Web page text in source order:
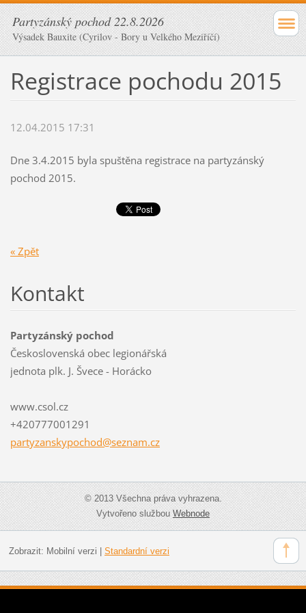
Partyzánský pochod 22.8.2026
Výsadek Bauxite (Cyrilov - Bory u Velkého Meziříčí)
Registrace pochodu 2015
12.04.2015 17:31
Dne 3.4.2015 byla spuštěna registrace na partyzánský
pochod 2015.
« Zpět
Kontakt
Partyzánský pochod
Československá obec legionářská
jednota plk. J. Švece - Horácko
www.csol.cz
+420777001291
partyzanskypochod@seznam.cz
© 2013 Všechna práva vyhrazena.
Vytvořeno službouWebnode
Zobrazit: Mobilní verzi Standardní verzi